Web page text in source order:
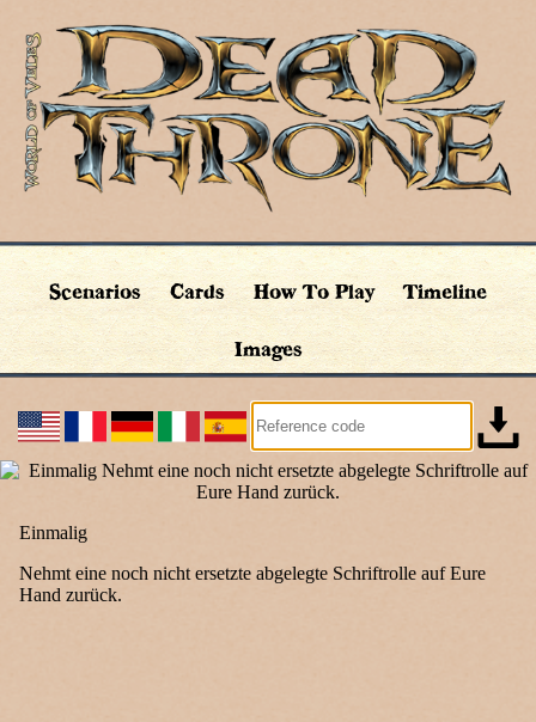
Scenarios Cards How To Play Timeline
Images
Einmalig
Nehmt eine noch nicht ersetzte abgelegte Schriftrolle auf Eure
Hand zurück.